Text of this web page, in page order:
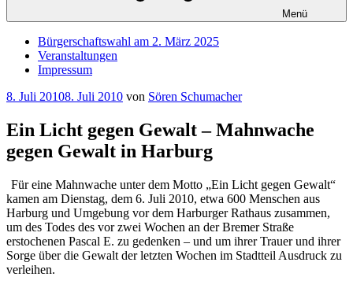
Menü
Bürgerschaftswahl am 2. März 2025
Veranstaltungen
Impressum
Veröffentlicht
8. Juli 20108. Juli 2010 von Sören Schumacher
Ein Licht gegen Gewalt – Mahnwache
gegen Gewalt in Harburg
Für eine Mahnwache unter dem Motto „Ein Licht gegen Gewalt“
kamen am Dienstag, dem 6. Juli 2010, etwa 600 Menschen aus
Harburg und Umgebung vor dem Harburger Rathaus zusammen,
um des Todes des vor zwei Wochen an der Bremer Straße
erstochenen Pascal E. zu gedenken – und um ihrer Trauer und ihrer
Sorge über die Gewalt der letzten Wochen im Stadtteil Ausdruck zu
verleihen.